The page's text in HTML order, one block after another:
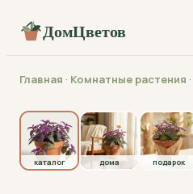
ДомЦветов
Главная · Комнатные растения ·
каталог
каталог дома подарок